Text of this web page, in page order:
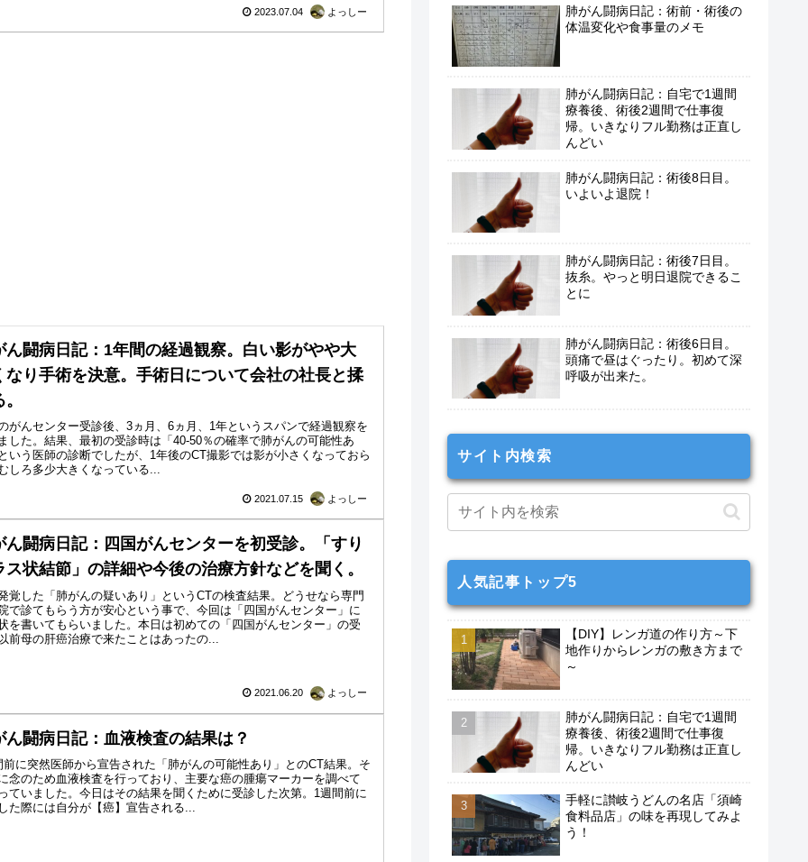
2023.07.04 よっしー
ん闘病日記：1年間の経過観察。白い影がやや大
なり手術を決意。手術日について会社の社長と揉
がんセンター受診後、3ヵ月、6ヵ月、1年というスパンで経過観察を
した。結果、最初の受診時は「40-50％の確率で肺がんの可能性あ
いう医師の診断でしたが、1年後のCT撮影では影が小さくなっておら
しろ多少大きくなっている...
2021.07.15 よっしー
ん闘病日記：四国がんセンターを初受診。「すり
ス状結節」の詳細や今後の治療方針などを聞く。
覚した「肺がんの疑いあり」というCTの検査結果。どうせなら専門
で診てもらう方が安心という事で、今回は「四国がんセンター」に
を書いてもらいました。本日は初めての「四国がんセンター」の受
前母の肝癌治療で来たことはあったの...
2021.06.20 よっしー
ん闘病日記：血液検査の結果は？
前に突然医師から宣告された「肺がんの可能性あり」とのCT結果。そ
念のため血液検査を行っており、主要な癌の腫瘍マーカーを調べて
ていました。今日はその結果を聞くために受診した次第。1週間前に
た際には自分が【癌】宣告される...
肺がん闘病日記：術前・術後の
体温変化や食事量のメモ
肺がん闘病日記：自宅で1週間
療養後、術後2週間で仕事復
帰。いきなりフル勤務は正直し
んどい
肺がん闘病日記：術後8日目。
いよいよ退院！
肺がん闘病日記：術後7日目。
抜糸。やっと明日退院できるこ
とに
肺がん闘病日記：術後6日目。
頭痛で昼はぐったり。初めて深
呼吸が出来た。
サイト内検索
人気記事トップ5
【DIY】レンガ道の作り方～下
地作りからレンガの敷き方まで
～
肺がん闘病日記：自宅で1週間
療養後、術後2週間で仕事復
帰。いきなりフル勤務は正直し
んどい
手軽に讃岐うどんの名店「須崎
食料品店」の味を再現してみよ
う！